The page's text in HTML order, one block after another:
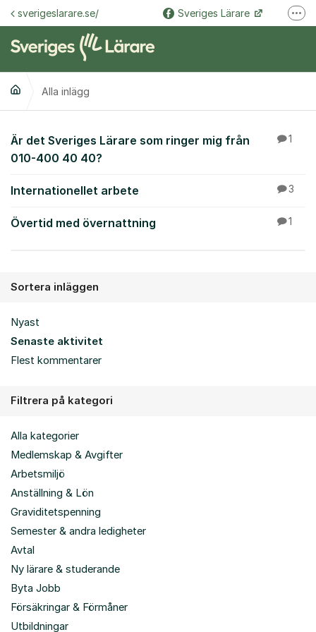
Hoppa till innehåll
sverigeslarare.se/ Sveriges Lärare
Alla inlägg
Alla inlägg
Är det Sveriges Lärare som ringer mig från
010-400 40 40?
1
Internationellet arbete 3
Övertid med övernattning 1
Sortera inläggen
Nyast
Senaste aktivitet
Flest kommentarer
Filtrera på kategori
Alla kategorier
Medlemskap & Avgifter
Arbetsmiljö
Anställning & Lön
Graviditetspenning
Semester & andra ledigheter
Avtal
Ny lärare & studerande
Byta Jobb
Försäkringar & Förmåner
Utbildningar